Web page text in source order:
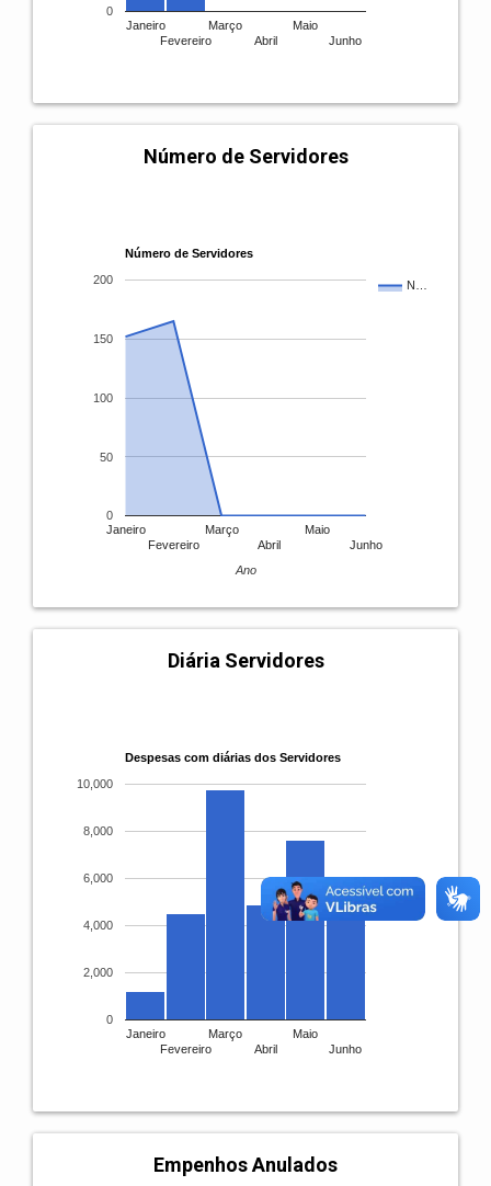
Janeiro
Fevereiro
Março
Abril
Maio
Junho
0
Número de Servidores
Número de Servidores
N…
Janeiro
Fevereiro
Março
Abril
Maio
Junho
0
50
100
150
200
Ano
Diária Servidores
Despesas com diárias dos Servidores
Janeiro
Fevereiro
Março
Abril
Maio
Junho
0
2,000
4,000
6,000
8,000
10,000
Empenhos Anulados